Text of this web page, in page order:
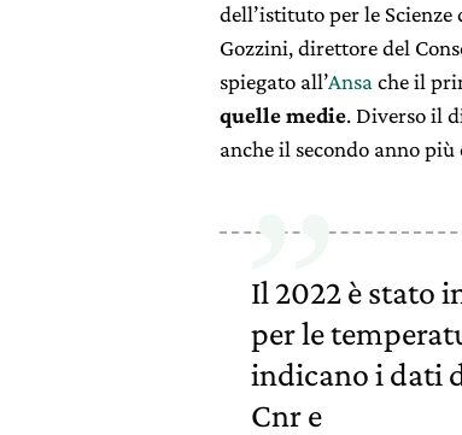
dell’istituto per le
Gozzini, direttore del
spiegato all’Ansa che il
quelle medie. Diverso il
anche il secondo anno
Il 2022 è stato
per le
indicano i dati
Cnr e